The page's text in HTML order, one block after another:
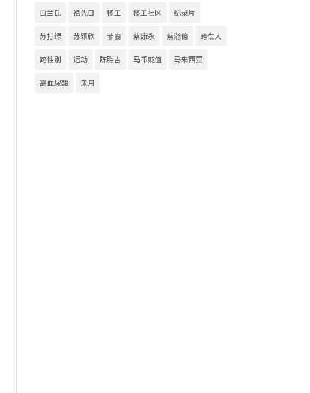
白兰氏 祖先日 移工 移工社区 纪录片
苏打绿 苏颖欣 菲裔 蔡康永 蔡瀚億 跨性人
跨性别 运动 陈胜吉 马币贬值 马来西亚
高血尿酸 鬼月